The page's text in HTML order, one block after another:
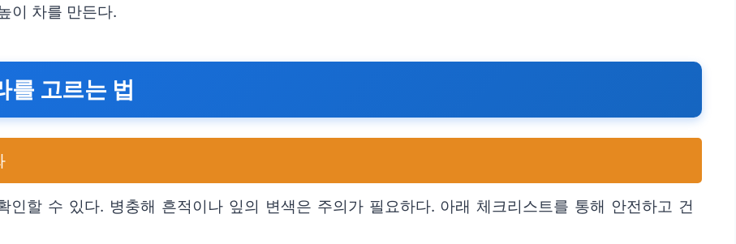
이 차를 만든다.
를 고르는 법
할 수 있다. 병충해 흔적이나 잎의 변색은 주의가 필요하다. 아래 체크리스트를 통해 안전하고 건